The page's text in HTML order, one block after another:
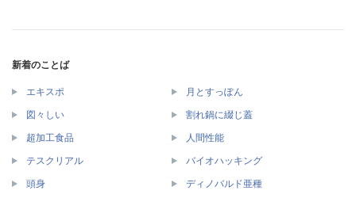
新着のことば
エキスポ 月とすっぽん
図々しい 割れ鍋に綴じ蓋
超加工食品 人間性能
テスクリアル バイオハッキング
頭身 ディノバルド亜種